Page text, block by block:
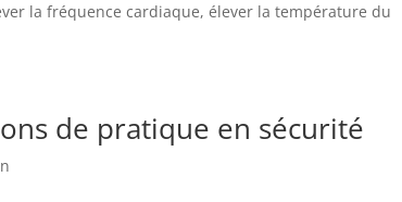
la fréquence cardiaque, élever la température du
de pratique en sécurité